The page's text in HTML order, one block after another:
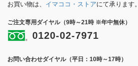
お買い物は、 イマココ・ストアにて承ります。
ご注文専用ダイヤル（9時～21時 ※年中無休）
0120-02-7971
お問い合わせダイヤル（平日：10時～17時）